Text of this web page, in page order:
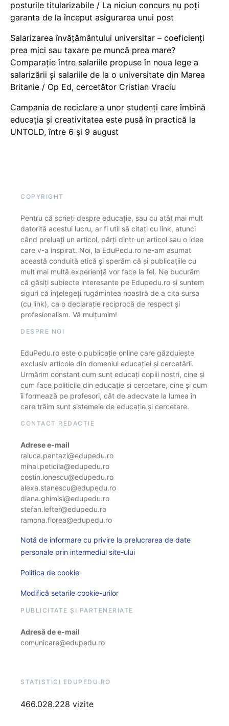
posturile titularizabile / La niciun concurs nu poți
garanta de la început asigurarea unui post
Salarizarea învățământului universitar – coeficienți
prea mici sau taxare pe muncă prea mare?
Comparație între salariile propuse în noua lege a
salarizării și salariile de la o universitate din Marea
Britanie / Op Ed, cercetător Cristian Vraciu
Campania de reciclare a unor studenți care îmbină
educația și creativitatea este pusă în practică la
UNTOLD, între 6 și 9 august
COPYRIGHT
Pentru că scrieți despre educație, sau cu atât mai mult
datorită acestui lucru, ar fi util să citați cu link, atunci
când preluați un articol, părți dintr-un articol sau o idee
care v-a inspirat. Noi, la EduPedu.ro ne-am asumat
această conduită etică și sperăm că și publicațiile cu
mult mai multă experiență vor face la fel. Ne bucurăm
că găsiți subiecte interesante pe Edupedu.ro și suntem
siguri că înțelegeți rugămintea noastră de a cita sursa
(cu link), ca o declarație reciprocă de respect și
profesionalism. Vă mulțumim!
DESPRE NOI
EduPedu.ro este o publicație online care găzduiește
exclusiv articole din domeniul educației și cercetării.
Urmărim constant cum sunt educați copiii noștri, cine și
cum face politicile din educație și cercetare, cine și cum
îi formează pe profesori, cât de adecvate la lumea în
care trăim sunt sistemele de educație și cercetare.
CONTACT REDACȚIE
Adrese e-mail
raluca.pantazi@edupedu.ro
mihai.peticila@edupedu.ro
costin.ionescu@edupedu.ro
alexa.stanescu@edupedu.ro
diana.ghimisi@edupedu.ro
stefan.lefter@edupedu.ro
ramona.florea@edupedu.ro
Notă de informare cu privire la prelucrarea de date
personale prin intermediul site-ului
Politica de cookie
Modifică setarile cookie-urilor
PUBLICITATE ȘI PARTENERIATE
Adresă de e-mail
comunicare@edupedu.ro
STATISTICI EDUPEDU.RO
466.028.228 vizite